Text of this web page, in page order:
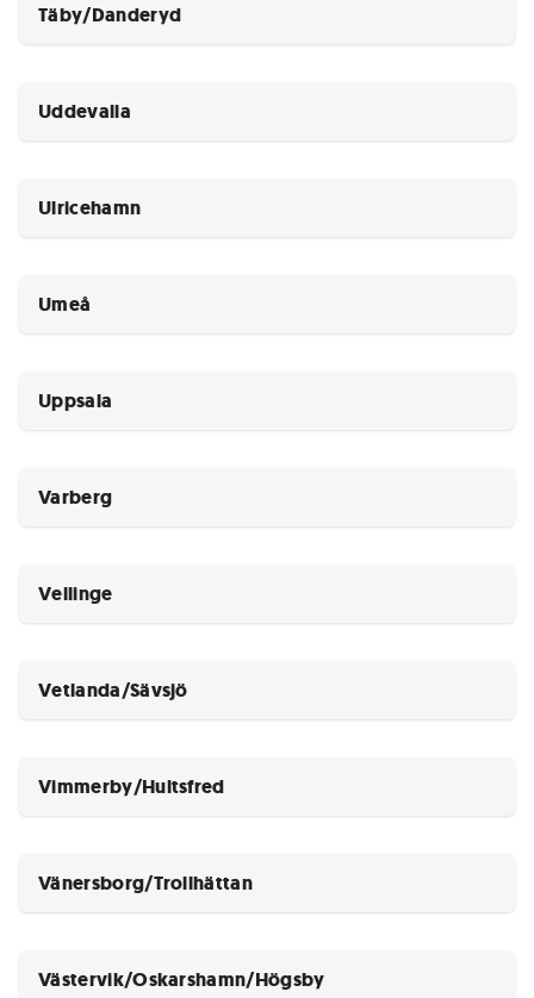
Täby/Danderyd
Uddevalla
Ulricehamn
Umeå
Uppsala
Varberg
Vellinge
Vetlanda/Sävsjö
Vimmerby/Hultsfred
Vänersborg/Trollhättan
Västervik/Oskarshamn/Högsby